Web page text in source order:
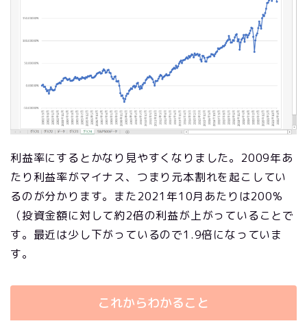
利益率にするとかなり見やすくなりました。2009年あ
たり利益率がマイナス、つまり元本割れを起こしてい
るのが分かります。また2021年10月あたりは200%
（投資金額に対して約2倍の利益が上がっていることで
す。最近は少し下がっているので1.9倍になっていま
す。
これからわかること